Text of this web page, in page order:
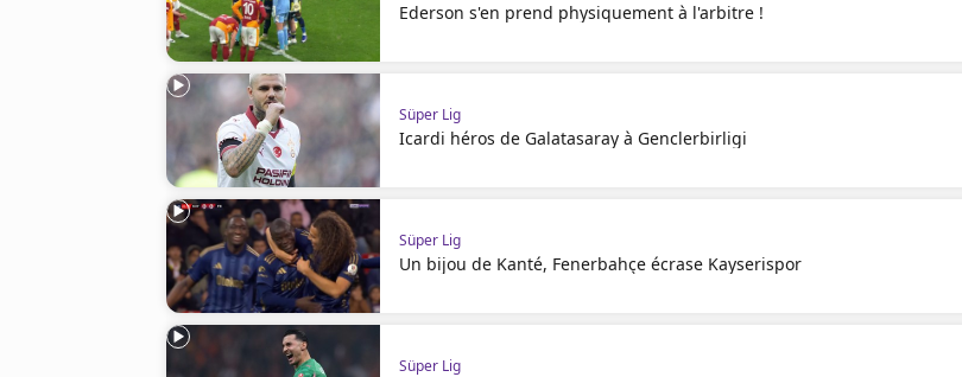
Ederson s'en prend physiquement à l'arbitre !
Süper Lig
Icardi héros de Galatasaray à Genclerbirligi
Süper Lig
Un bijou de Kanté, Fenerbahçe écrase Kayserispor
Süper Lig